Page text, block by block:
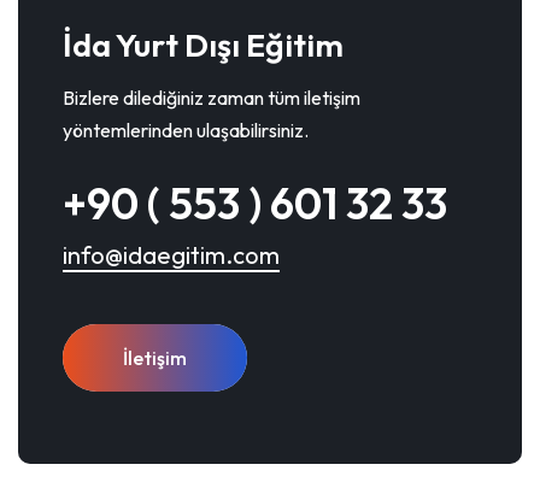
İda Yurt Dışı Eğitim
Bizlere dilediğiniz zaman tüm iletişim
yöntemlerinden ulaşabilirsiniz.
+90 ( 553 ) 601 32 33
info@idaegitim.com
İletişim